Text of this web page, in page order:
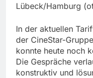
Lübeck/Hamburg
In der aktuellen
der CineStar-
konnte heute noch
Die Gespräche
konstruktiv und